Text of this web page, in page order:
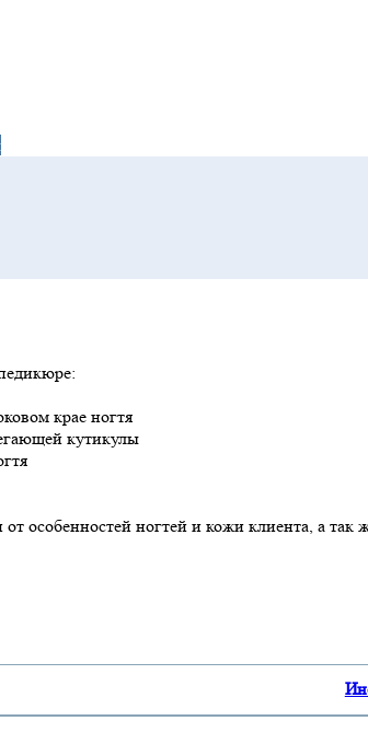
крае ногтя
кутикулы
особенностей ногтей и кожи клиента, а так